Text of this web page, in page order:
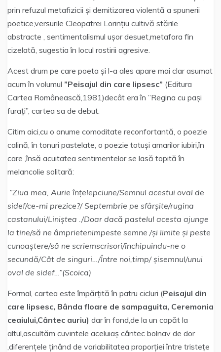
prin refuzul metafizicii și demitizarea violentă a spunerii
poetice,versurile Cleopatrei Lorințiu cultivă stările
abstracte , sentimentalismul ușor desuet,metafora fin
cizelată, sugestia în locul rostirii agresive.
Acest drum pe care poeta și l-a ales apare mai clar asumat
acum în volumul ”Peisajul din care lipsesc” (Editura
Cartea Românească,1981)decât era în ”Regina cu pași
furați”, cartea sa de debut.
Citim aici,cu o anume comoditate reconfortantă, o poezie
calină, în tonuri pastelate, o poezie totuși amarilor iubiri,în
care ,însă acuitatea sentimentelor se lasă topită în
melancolie solitară:
”Ziua mea, Aurie înțelepciune/Semnul acestui oval de
sidef/ce-mi prezice?/ Septembrie pe sfârșite/rugina
castanului/Liniștea ./Doar dacă pastelul acesta ajunge
la tine/să ne âmprietenimpeste semne /și limite și peste
cunoaștere/să ne scriemscrisori/închipuindu-ne o
secundă/Cât de singuri…/Între noi,timp/ șisemnul/unui
oval de sidef…”(Scoica)
Formal, cartea este împărțită în patru cicluri (Peisajul din
care lipsesc, Bânda floare de sampaguita, Ceremonia
ceaiului,Cântec auriu) dar în fond,de la un capăt la
altul,ascultăm cuvintele aceluiaș cântec bolnav de dor
,diferențele ținând de variabilitatea proporției între tristețe